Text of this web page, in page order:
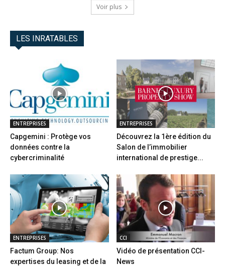
Voir plus
LES INRATABLES
ENTREPRISES
Capgemini : Protège vos
données contre la
cybercriminalité
ENTREPRISES
Découvrez la 1ère édition du
Salon de l’immobilier
international de prestige...
ENTREPRISES
Factum Group: Nos
expertises du leasing et de la
CCI
Vidéo de présentation CCI-
News